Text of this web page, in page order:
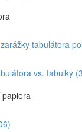
tabulátora
vs. tabuľky